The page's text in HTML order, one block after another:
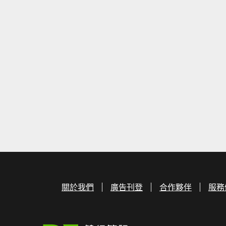
關於我們 廣告刊登 合作夥伴 服